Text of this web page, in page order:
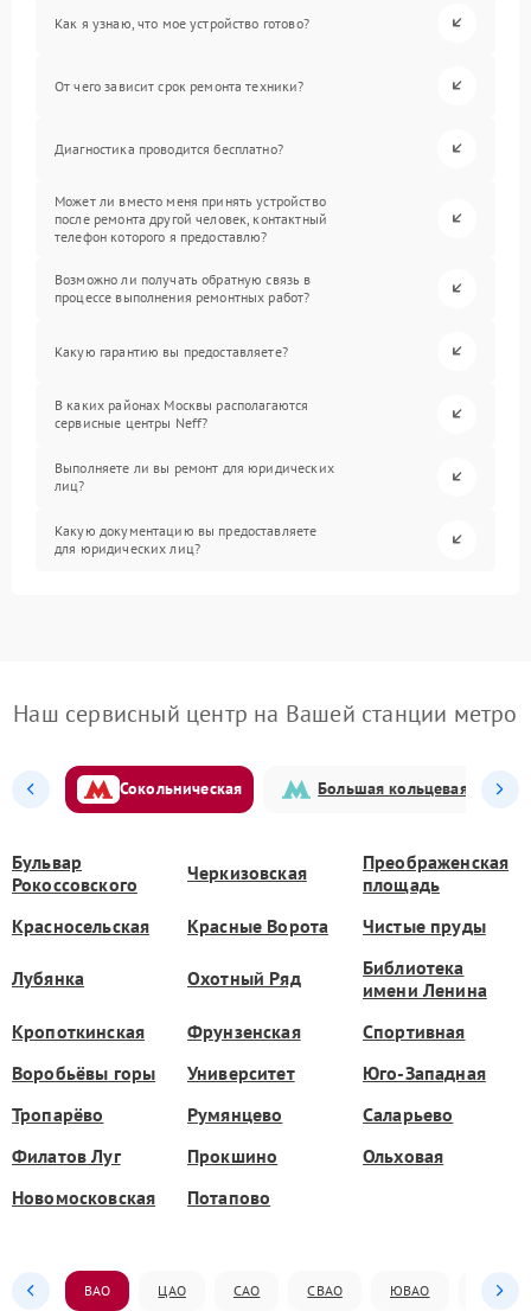
Как я узнаю, что мое устройство готово?
От чего зависит срок ремонта техники?
Диагностика проводится бесплатно?
Может ли вместо меня принять устройство
после ремонта другой человек, контактный
телефон которого я предоставлю?
Возможно ли получать обратную связь в
процессе выполнения ремонтных работ?
Какую гарантию вы предоставляете?
В каких районах Москвы располагаются
сервисные центры Neff?
Выполняете ли вы ремонт для юридических
лиц?
Какую документацию вы предоставляете
для юридических лиц?
Наш сервисный центр на Вашей станции метро
Сокольническая Большая кольцевая
Бульвар
Рокоссовского
Черкизовская
Преображенская
площадь
Красносельская
Красные Ворота Чистые пруды
Лубянка Охотный Ряд
Библиотека
имени Ленина
Кропоткинская
Фрунзенская
Спортивная
Воробьёвы горы
Университет
Юго-Западная
Тропарёво
Румянцево
Саларьево
Филатов Луг
Прокшино
Ольховая
Новомосковская
Потапово
ВАО ЦАО САО СВАО ЮВАО ЮАО